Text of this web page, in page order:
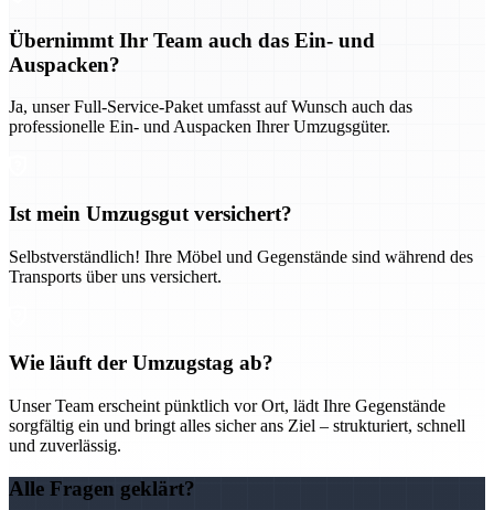
Übernimmt Ihr Team auch das Ein- und
Auspacken?
Ja, unser Full-Service-Paket umfasst auf Wunsch auch das
professionelle Ein- und Auspacken Ihrer Umzugsgüter.
Ist mein Umzugsgut versichert?
Selbstverständlich! Ihre Möbel und Gegenstände sind während des
Transports über uns versichert.
Wie läuft der Umzugstag ab?
Unser Team erscheint pünktlich vor Ort, lädt Ihre Gegenstände
sorgfältig ein und bringt alles sicher ans Ziel – strukturiert, schnell
und zuverlässig.
Alle Fragen geklärt?